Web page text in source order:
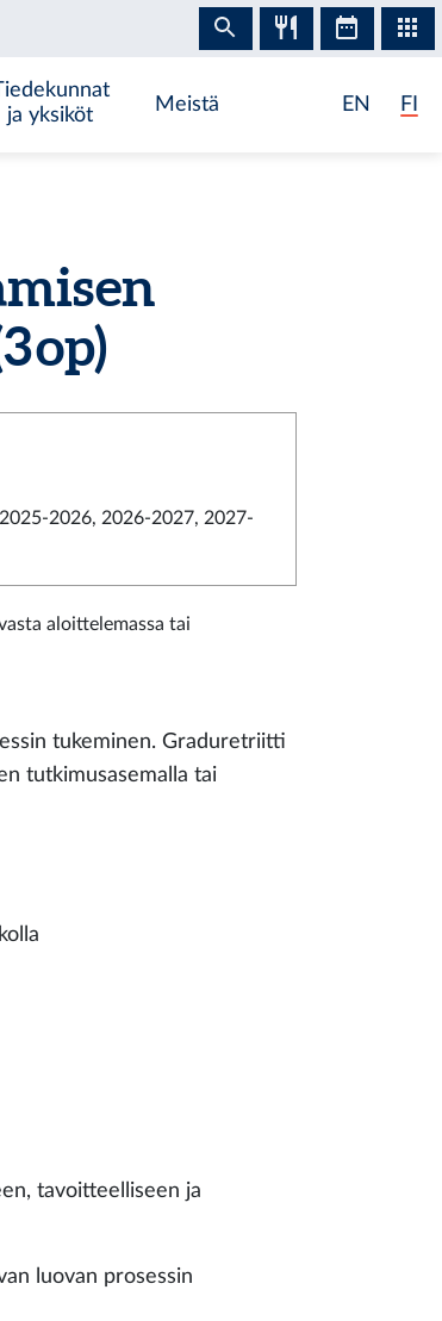
ja yksiköt
Meistä EN FI
op)
2026, 2026-2027, 2027-
aloittelemassa tai
tukeminen. Graduretriitti
tutkimusasemalla tai
tavoitteelliseen ja
luovan prosessin